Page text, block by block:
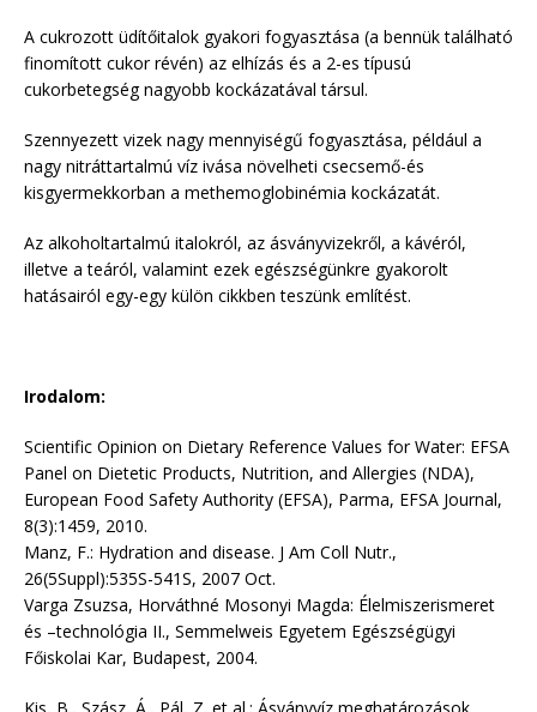
A cukrozott üdítőitalok gyakori fogyasztása (a bennük található
finomított cukor révén) az elhízás és a 2-es típusú
cukorbetegség nagyobb kockázatával társul.
Szennyezett vizek nagy mennyiségű fogyasztása, például a
nagy nitráttartalmú víz ivása növelheti csecsemő-és
kisgyermekkorban a methemoglobinémia kockázatát.
Az alkoholtartalmú italokról, az ásványvizekről, a kávéról,
illetve a teáról, valamint ezek egészségünkre gyakorolt
hatásairól egy-egy külön cikkben teszünk említést.
Irodalom:
Scientific Opinion on Dietary Reference Values for Water: EFSA
Panel on Dietetic Products, Nutrition, and Allergies (NDA),
European Food Safety Authority (EFSA), Parma, EFSA Journal,
8(3):1459, 2010.
Manz, F.: Hydration and disease. J Am Coll Nutr.,
26(5Suppl):535S-541S, 2007 Oct.
Varga Zsuzsa, Horváthné Mosonyi Magda: Élelmiszerismeret
és –technológia II., Semmelweis Egyetem Egészségügyi
Főiskolai Kar, Budapest, 2004.